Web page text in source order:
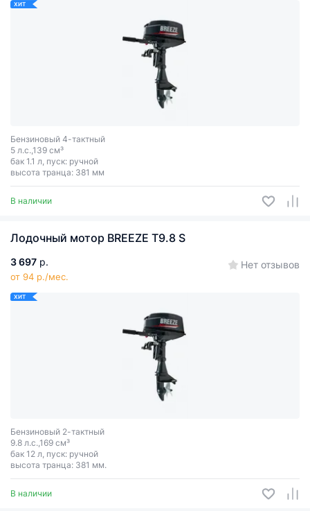
ХИТ
Бензиновый 4-тактный
5 л.с.,139 см³
бак 1.1 л, пуск: ручной
высота транца: 381 мм
В наличии
Лодочный мотор BREEZE T9.8 S
3 697 р.
от 94 р./мес.
Нет отзывов
ХИТ
Бензиновый 2-тактный
9.8 л.с.,169 см³
бак 12 л, пуск: ручной
высота транца: 381 мм.
В наличии